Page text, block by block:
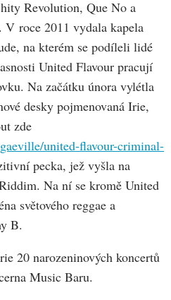
Revolution, Que No a
roce 2011 vydala kapela
na kterém se podíleli lidé
United Flavour pracují
Na začátku února vylétla
desky pojmenovaná Irie,
zde
united-flavour-criminal-
pecka, jež vyšla na
Na ní se kromě United
světového reggae a
B.
20 narozeninových koncertů
Music Baru.